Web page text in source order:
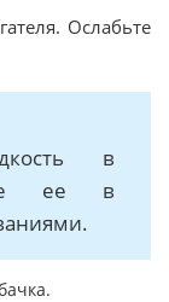
Ослабьте
в
ее в